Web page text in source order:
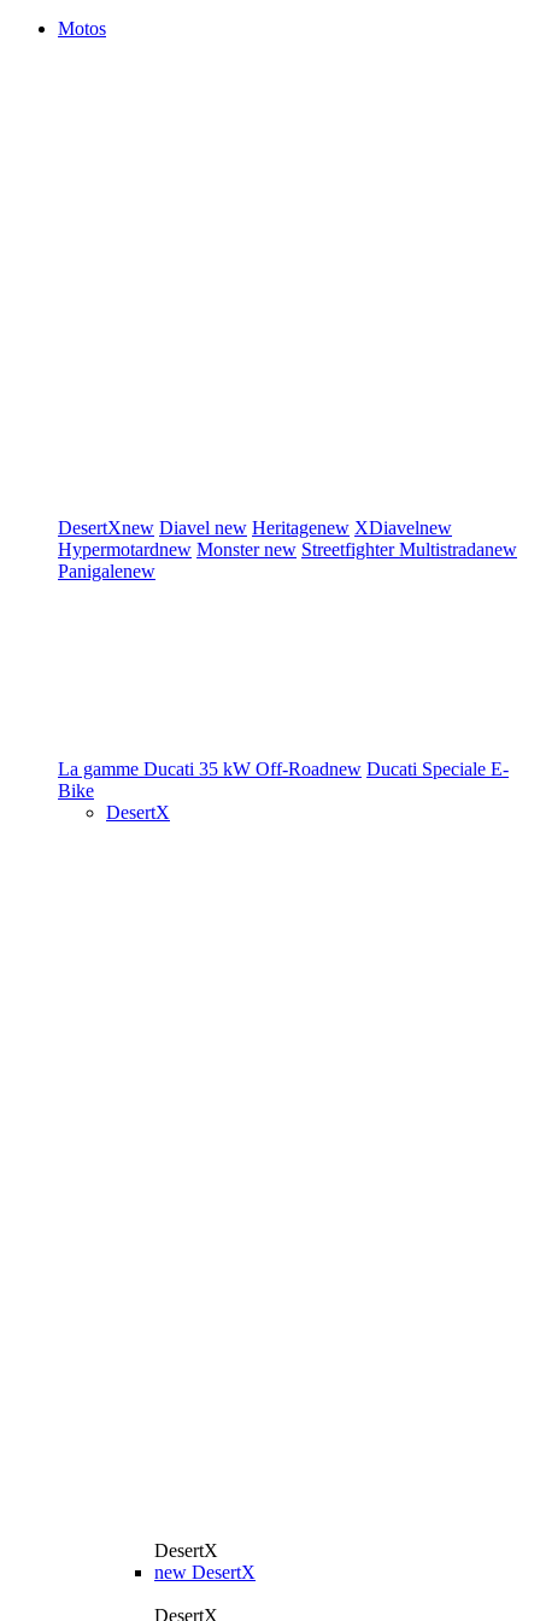
Motos
DesertXnew Diavel new Heritagenew XDiavelnew
Hypermotardnew Monsternew StreetfighterMultistradanew
Panigalenew
La gamme Ducati 35 kW Off-Roadnew Ducati Speciale E-
Bike
DesertX
DesertX
new DesertX
DesertX